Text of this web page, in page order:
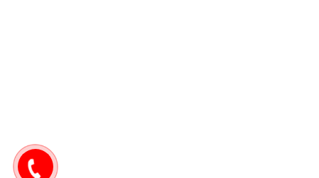
0907171571